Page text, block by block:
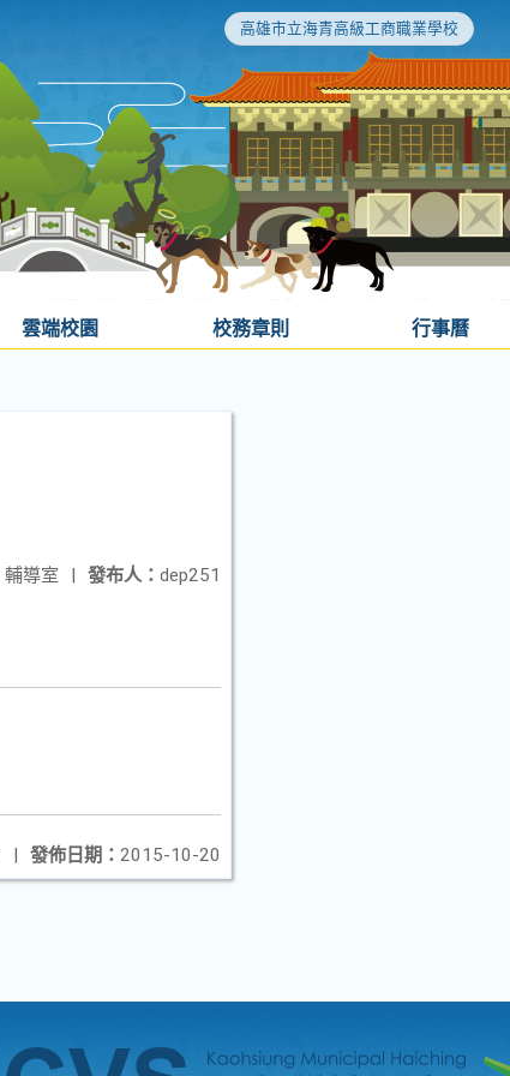
高雄市立海青高級工商職業學校
雲端校園 校務章則 行事曆
發布人： dep251
輔導室 |
發佈日期： 2015-10-20
|